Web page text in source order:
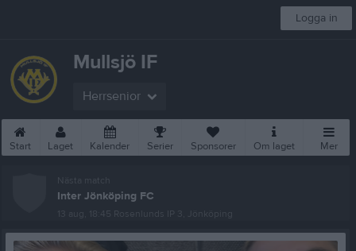
Logga in
Mullsjö IF
Herrsenior
Start Laget Kalender Serier Sponsorer Om laget Mer
Nästa match
Inter Jönköping FC
13 aug, 18:45 Rosenlunds IP 3, Jönköping